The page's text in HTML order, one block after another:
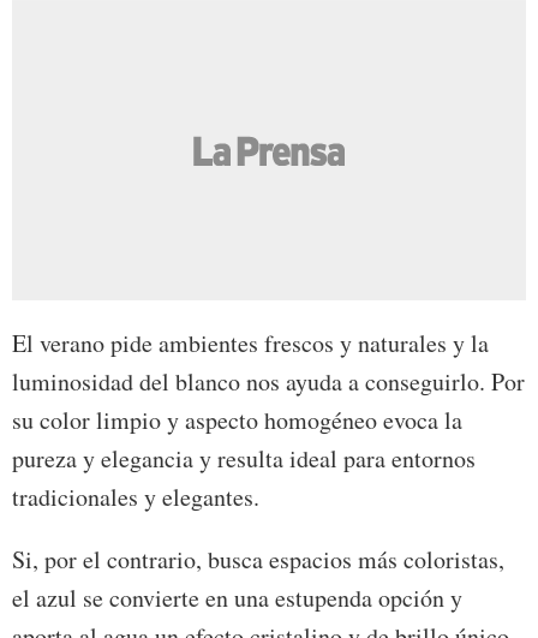
El verano pide ambientes frescos y naturales y la
luminosidad del blanco nos ayuda a conseguirlo. Por
su color limpio y aspecto homogéneo evoca la
pureza y elegancia y resulta ideal para entornos
tradicionales y elegantes.
Si, por el contrario, busca espacios más coloristas,
el azul se convierte en una estupenda opción y